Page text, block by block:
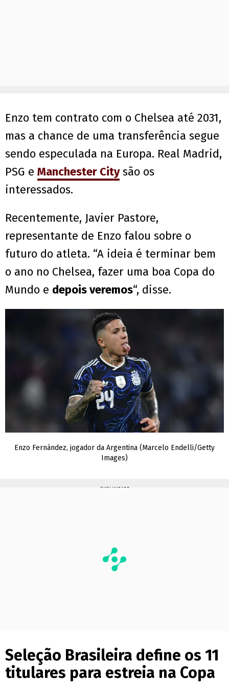
Enzo tem contrato com o Chelsea até 2031,
mas a chance de uma transferência segue
sendo especulada na Europa. Real Madrid,
PSG e Manchester Citysão os
interessados.
Recentemente, Javier Pastore,
representante de Enzo falou sobre o
futuro do atleta. “A ideia é terminar bem
o ano no Chelsea, fazer uma boa Copa do
Mundo e depois veremos“, disse.
Enzo Fernández, jogador da Argentina (Marcelo Endelli/Getty
Images)
PUBLICIDADE
Seleção Brasileira define os 11
titulares para estreia na Copa